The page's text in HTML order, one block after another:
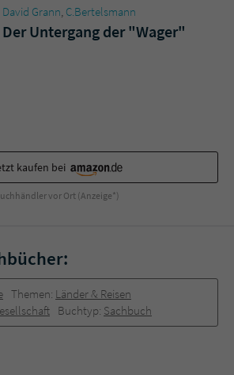
David Grann, C.Bertelsmann
Der Untergang der "Wager"
kaufen bei
vor Ort (Anzeige*)
Themen: Länder & Reisen
Buchtyp: Sachbuch